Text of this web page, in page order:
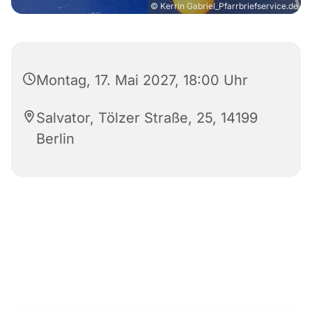
© Kerrin Gabriel_Pfarrbriefservice.de
Montag, 17. Mai 2027, 18:00 Uhr
Salvator, Tölzer Straße, 25, 14199
Berlin